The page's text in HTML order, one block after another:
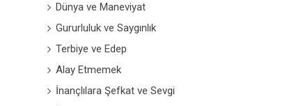
Dünya ve Maneviyat
Gururluluk ve Saygınlık
Terbiye ve Edep
Alay Etmemek
İnançlılara Şefkat ve Sevgi